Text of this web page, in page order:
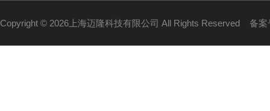
Copyright © 2026上海迈隆科技有限公司 All Rights Reserved 备案